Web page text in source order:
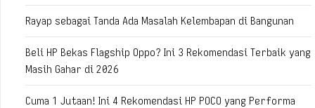
Rayap sebagai Tanda Ada Masalah Kelembapan di Bangunan
Beli HP Bekas Flagship Oppo? Ini 3 Rekomendasi Terbaik yang
Masih Gahar di 2026
Cuma 1 Jutaan! Ini 4 Rekomendasi HP POCO yang Performa